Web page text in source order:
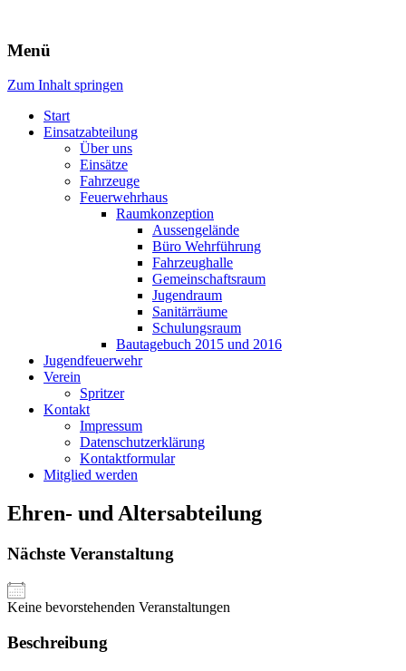
Freiwillige Feuerwehr Rodheim
v.d.H.
Menü
Zum Inhalt springen
Start
Einsatzabteilung
Über uns
Einsätze
Fahrzeuge
Feuerwehrhaus
Raumkonzeption
Aussengelände
Büro Wehrführung
Fahrzeughalle
Gemeinschaftsraum
Jugendraum
Sanitärräume
Schulungsraum
Bautagebuch 2015 und 2016
Jugendfeuerwehr
Verein
Spritzer
Kontakt
Impressum
Datenschutzerklärung
Kontaktformular
Mitglied werden
Ehren- und Altersabteilung
Nächste Veranstaltung
Keine bevorstehenden Veranstaltungen
Beschreibung